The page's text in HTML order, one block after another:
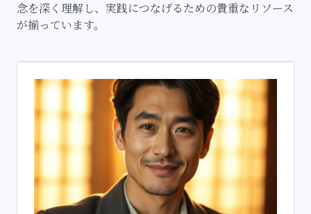
念を深く理解し、実践につなげるための貴重なリソース
が揃っています。